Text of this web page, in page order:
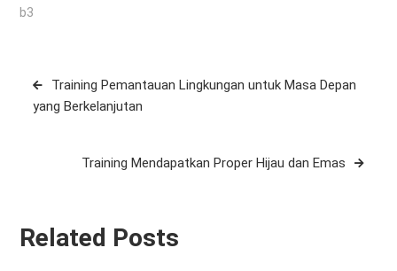
b3
Post
navigation
Training Pemantauan Lingkungan untuk Masa Depan
yang Berkelanjutan
Training Mendapatkan Proper Hijau dan Emas
Related Posts